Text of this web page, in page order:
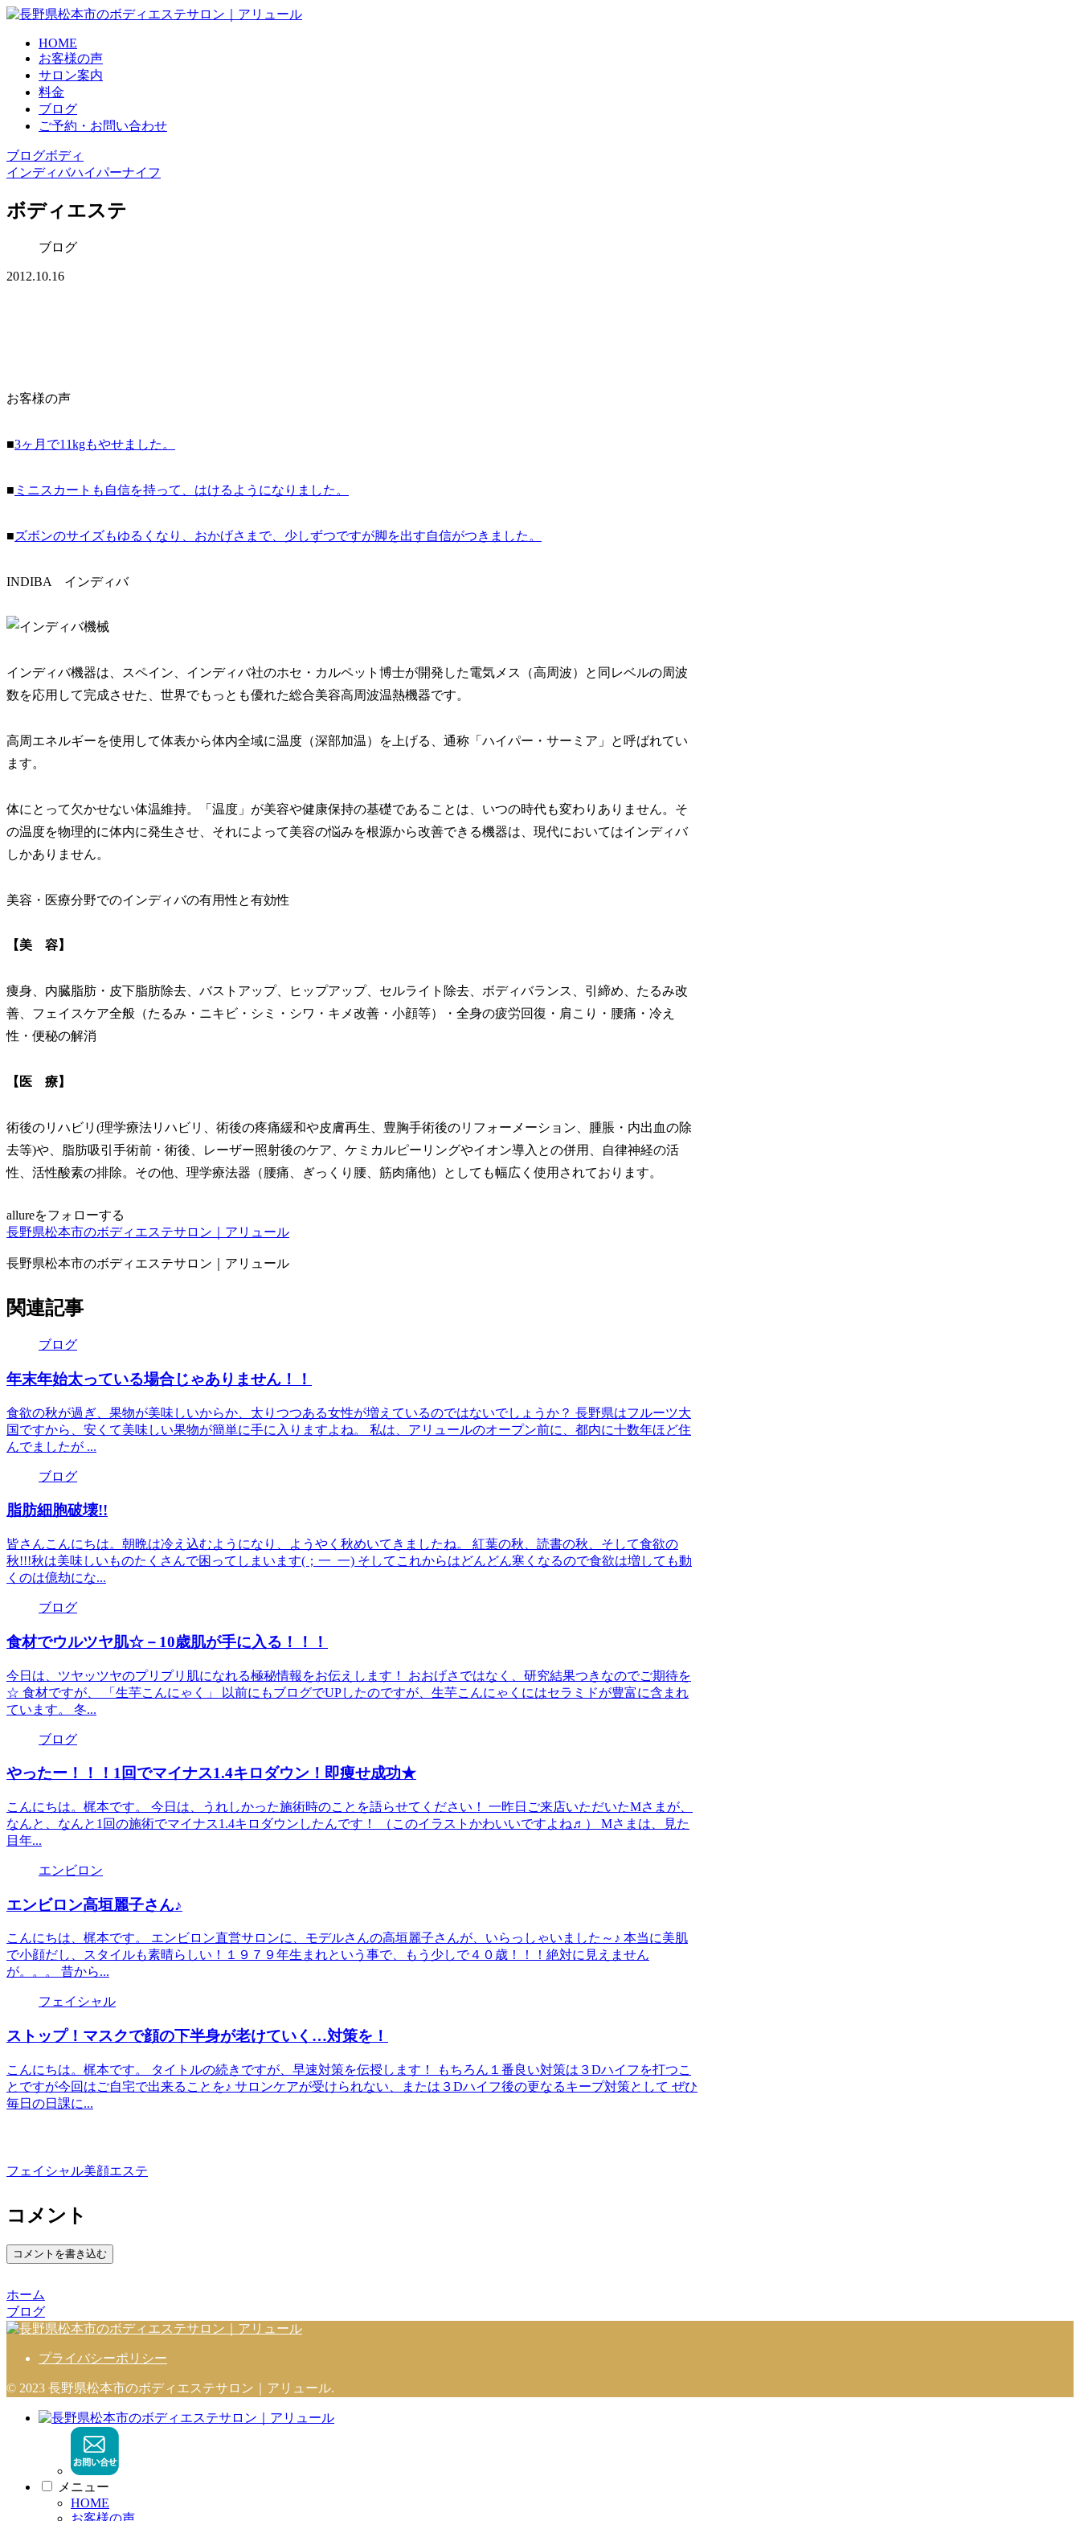
HOME
お客様の声
サロン案内
料金
ブログ
ご予約・お問い合わせ
ブログボディ
インディバハイパーナイフ
ボディエステ
ブログ
2012.10.16
お客様の声
■3ヶ月で11kgもやせました。
■ ミニスカートも自信を持って、はけるようになりました。
■ズボンのサイズもゆるくなり、おかげさまで、少しずつですが脚を出す自信がつきました。
INDIBA インディバ
インディバ機器は、スペイン、インディバ社のホセ・カルペット博士が開発した電気メス（高周波）と同レベルの周波
数を応用して完成させた、世界でもっとも優れた総合美容高周波温熱機器です。
高周エネルギーを使用して体表から体内全域に温度（深部加温）を上げる、通称「ハイパー・サーミア」と呼ばれてい
ます。
体にとって欠かせない体温維持。「温度」が美容や健康保持の基礎であることは、いつの時代も変わりありません。そ
の温度を物理的に体内に発生させ、それによって美容の悩みを根源から改善できる機器は、現代においてはインディバ
しかありません。
美容・医療分野でのインディバの有用性と有効性
【美 容】
痩身、内臓脂肪・皮下脂肪除去、バストアップ、ヒップアップ、セルライト除去、ボディバランス、引締め、たるみ改
善、フェイスケア全般（たるみ・ニキビ・シミ・シワ・キメ改善・小顔等）・全身の疲労回復・肩こり・腰痛・冷え
性・便秘の解消
【医 療】
術後のリハビリ(理学療法リハビリ、術後の疼痛緩和や皮膚再生、豊胸手術後のリフォーメーション、腫脹・内出血の除
去等)や、脂肪吸引手術前・術後、レーザー照射後のケア、ケミカルピーリングやイオン導入との併用、自律神経の活
性、活性酸素の排除。その他、理学療法器（腰痛、ぎっくり腰、筋肉痛他）としても幅広く使用されております。
allureをフォローする
長野県松本市のボディエステサロン｜アリュール
長野県松本市のボディエステサロン｜アリュール
関連記事
ブログ
年末年始太っている場合じゃありません！！
食欲の秋が過ぎ、果物が美味しいからか、太りつつある女性が増えているのではないでしょうか？ 長野県はフルーツ大
国ですから、安くて美味しい果物が簡単に手に入りますよね。 私は、アリュールのオープン前に、都内に十数年ほど住
んでましたが ...
ブログ
脂肪細胞破壊!!
皆さんこんにちは。朝晩は冷え込むようになり、ようやく秋めいてきましたね。 紅葉の秋、読書の秋、そして食欲の
秋!!!秋は美味しいものたくさんで困ってしまいます(；一_一) そしてこれからはどんどん寒くなるので食欲は増しても動
くのは億劫にな...
ブログ
食材でウルツヤ肌☆－10歳肌が手に入る！！！
今日は、ツヤッツヤのプリプリ肌になれる極秘情報をお伝えします！ おおげさではなく、研究結果つきなのでご期待を
☆ 食材ですが、 「生芋こんにゃく」 以前にもブログでUPしたのですが、生芋こんにゃくにはセラミドが豊富に含まれ
ています。 冬...
ブログ
やったー！！！1回でマイナス1.4キロダウン！即痩せ成功★
こんにちは。梶本です。 今日は、うれしかった施術時のことを語らせてください！ 一昨日ご来店いただいたMさまが、
なんと、なんと1回の施術でマイナス1.4キロダウンしたんです！ （このイラストかわいいですよね♬） Mさまは、見た
目年...
エンビロン
エンビロン高垣麗子さん♪
こんにちは、梶本です。 エンビロン直営サロンに、モデルさんの高垣麗子さんが、いらっしゃいました～♪ 本当に美肌
で小顔だし、スタイルも素晴らしい！１９７９年生まれという事で、もう少しで４０歳！！！絶対に見えません
が。。。 昔から...
フェイシャル
ストップ！マスクで顔の下半身が老けていく…対策を！
こんにちは。梶本です。 タイトルの続きですが、早速対策を伝授します！ もちろん１番良い対策は３Dハイフを打つこ
とですが今回はご自宅で出来ることを♪ サロンケアが受けられない、または３Dハイフ後の更なるキープ対策として ぜひ
毎日の日課に...
フェイシャル美顔エステ
コメント
コメントを書き込む
ホーム
ブログ
プライバシーポリシー
© 2023 長野県松本市のボディエステサロン｜アリュール.
メニュー
HOME